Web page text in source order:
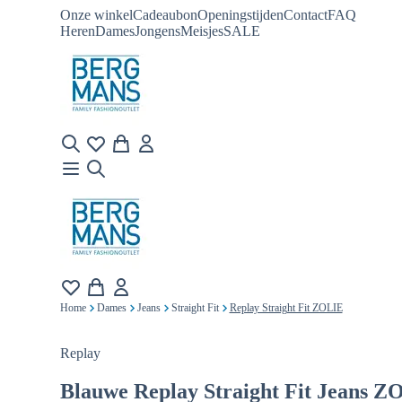
Onze winkelCadeaubonOpeningstijdenContactFAQ
HerenDamesJongensMeisjesSALE
Home Dames Jeans Straight Fit Replay Straight Fit ZOLIE
Replay
Blauwe Replay Straight Fit Jeans